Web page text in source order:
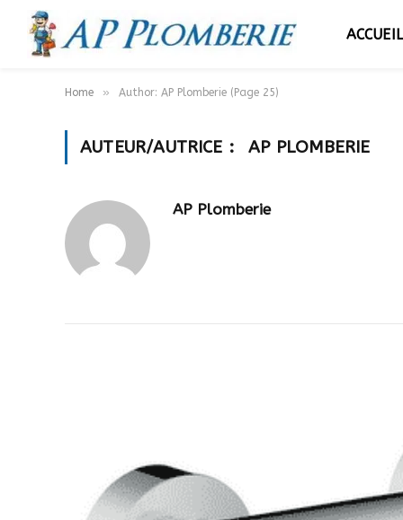
ACCUEIL
Home » Author: AP Plomberie (Page 25)
AUTEUR/AUTRICE : AP PLOMBERIE
AP Plomberie